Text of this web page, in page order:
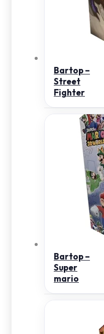
Bartop –
Street
Fighter
Bartop –
Super
mario